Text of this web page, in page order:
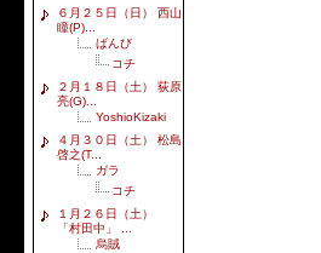
６月２５日（日） 西山
瞳(P)...
ばんび
コチ
２月１８日（土） 荻原
亮(G)...
YoshioKizaki
４月３０日（土） 松島
啓之(T...
ガラ
コチ
１月２６日（土）
「村田中」 ...
烏賊